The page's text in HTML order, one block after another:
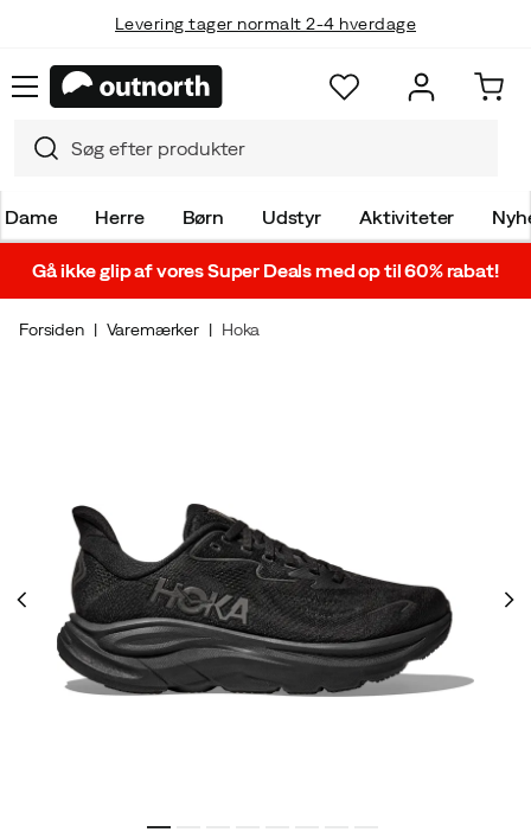
Levering tager normalt 2-4 hverdage
Dame Herre Børn Udstyr Aktiviteter
Gå ikke glip af vores Super Deals med op til 60% rabat!
Forsiden Varemærker Hoka